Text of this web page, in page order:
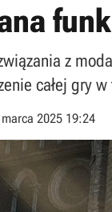
z
całej gry
2025 19:24